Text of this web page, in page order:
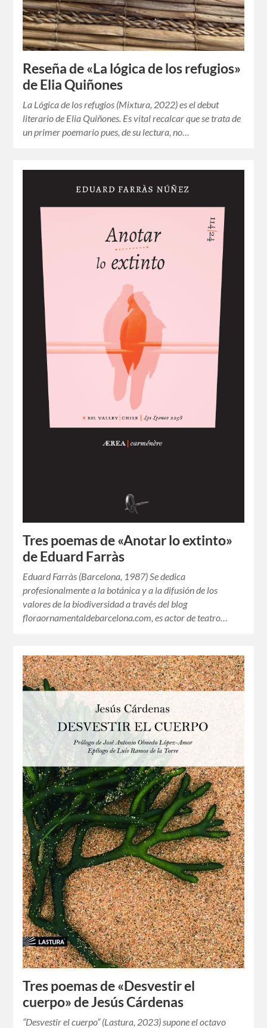
Reseña de «La lógica de los refugios»
de Elia Quiñones
La Lógica de los refugios (Mixtura, 2022) es el debut
literario de Elia Quiñones. Es vital recalcar que se trata de
un primer poemario pues, de su lectura, no…
Tres poemas de «Anotar lo extinto»
de Eduard Farràs
Eduard Farràs (Barcelona, 1987) Se dedica
profesionalmente a la botánica y a la difusión de los
valores de la biodiversidad a través del blog
floraornamentaldebarcelona.com, es actor de teatro…
Tres poemas de «Desvestir el
cuerpo» de Jesús Cárdenas
“Desvestir el cuerpo” (Lastura, 2023) supone el octavo